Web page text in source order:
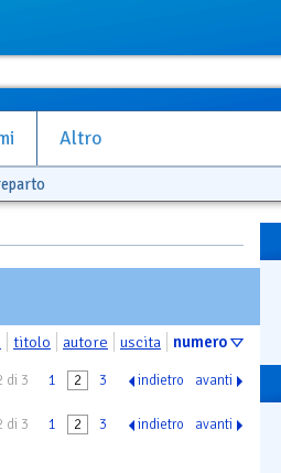
Altro
titolo autore uscita numero
di 3 1 2 3 indietro avanti
di 3 1 2 3 indietro avanti